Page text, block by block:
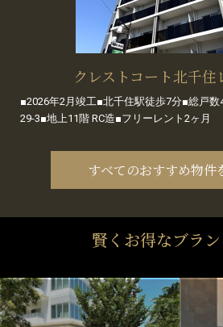
クレストコート北千住
■2026年2月竣工■北千住駅徒歩7分■総戸
29-3■地上11階 RC造■フリーレント2ヶ月
すべてのおすすめ物件
賢くお得なブラ